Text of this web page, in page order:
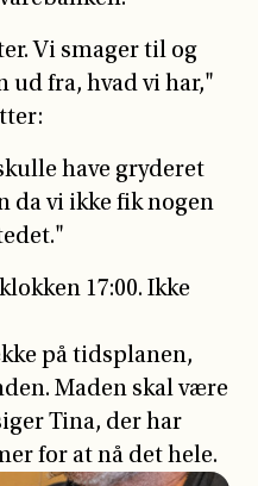
Vi smager til og
ud fra, hvad vi har,"
have gryderet
da vi ikke fik nogen
17:00. Ikke
på tidsplanen,
Maden skal være
Tina, der har
for at nå det hele.